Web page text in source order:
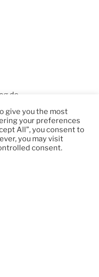
und
give you the most
your preferences
All”, you consent to
you may visit
consent.